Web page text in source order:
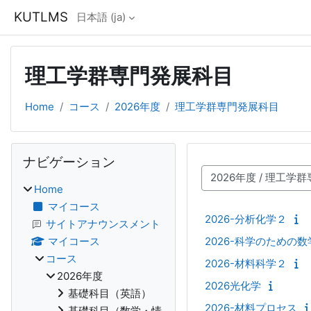
KUTLMS 日本語 ‎(ja)‎
理工学群専門発展科目
Home コース 2026年度 理工学群専門発展科目
コースカテゴリ
2026-分析化学２
2026-科学のための数
2026-材料科学２
2026光化学
2026-材料プロセス
ブロック
ナビゲーション
Home
マイコース
サイトアナウンスメント
マイコース
コース
2026年度
基礎科目（英語）